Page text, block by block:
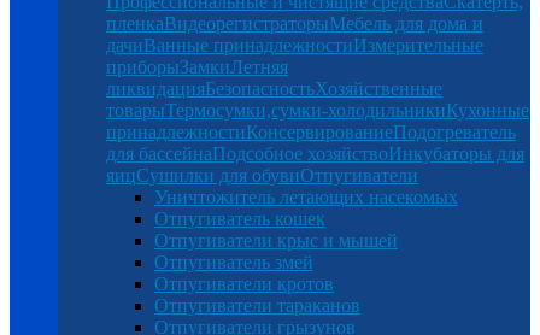
пленкаВидеорегистраторыМебель для дома и
дачиВанные принадлежностиИзмерительные
приборыЗамкиЛетняя
ликвидацияБезопасностьХозяйственные
товарыТермосумки,сумки-холодильникиКухонные
принадлежностиКонсервированиеПодогреватель
для бассейнаПодсобное хозяйствоИнкубаторы для
яицСушилки для обувиОтпугиватели
Уничтожитель летающих насекомых
Отпугиватель кошек
Отпугиватели крыс и мышей
Отпугиватель змей
Отпугиватели кротов
Отпугиватели тараканов
Отпугиватели грызунов